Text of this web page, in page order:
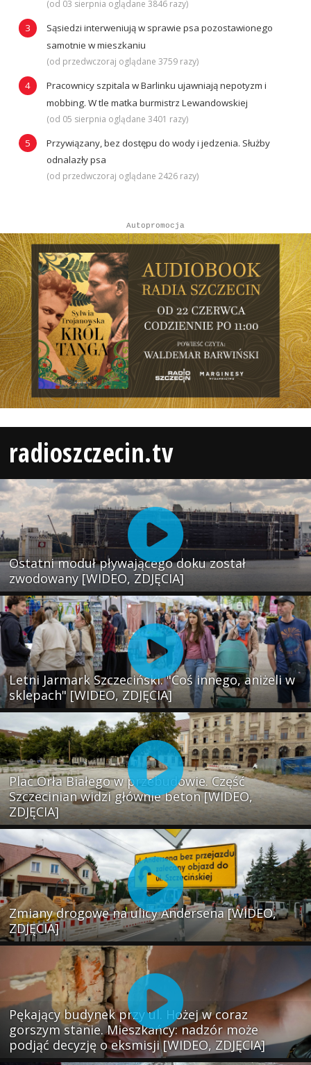
(od 03 sierpnia oglądane 3846 razy)
Sąsiedzi interweniują w sprawie psa pozostawionego
samotnie w mieszkaniu
(od przedwczoraj oglądane 3759 razy)
Pracownicy szpitala w Barlinku ujawniają nepotyzm i
mobbing. W tle matka burmistrz Lewandowskiej
(od 05 sierpnia oglądane 3401 razy)
Przywiązany, bez dostępu do wody i jedzenia. Służby
odnalazły psa
(od przedwczoraj oglądane 2426 razy)
Autopromocja
radioszczecin.tv
Ostatni moduł pływającego doku został
zwodowany [WIDEO, ZDJĘCIA]
Letni Jarmark Szczeciński. "Coś innego, aniżeli w
sklepach" [WIDEO, ZDJĘCIA]
Plac Orła Białego w przebudowie. Część
Szczecinian widzi głównie beton [WIDEO,
ZDJĘCIA]
Zmiany drogowe na ulicy Andersena [WIDEO,
ZDJĘCIA]
Pękający budynek przy ul. Hożej w coraz
gorszym stanie. Mieszkańcy: nadzór może
podjąć decyzję o eksmisji [WIDEO, ZDJĘCIA]